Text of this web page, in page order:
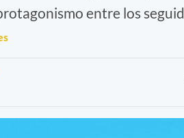
entre los